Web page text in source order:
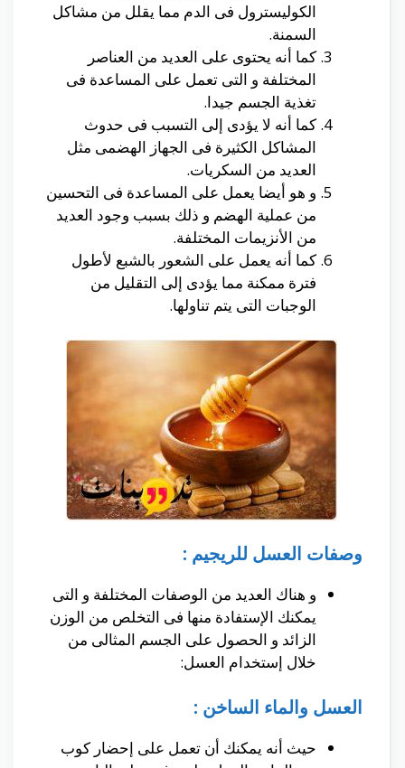
الكوليسترول فى الدم مما يقلل من مشاكل
السمنة.
كما أنه يحتوى على العديد من العناصر
المختلفة و التى تعمل على المساعدة فى
تغذية الجسم جيدا.
كما أنه لا يؤدى إلى التسبب فى حدوث
المشاكل الكثيرة فى الجهاز الهضمى مثل
العديد من السكريات.
و هو أيضا يعمل على المساعدة فى التحسين
من عملية الهضم و ذلك بسبب وجود العديد
من الأنزيمات المختلفة.
كما أنه يعمل على الشعور بالشبع لأطول
فترة ممكنة مما يؤدى إلى التقليل من
الوجبات التى يتم تناولها.
وصفات العسل للريجيم :
و هناك العديد من الوصفات المختلفة و التى
يمكنك الإستفادة منها فى التخلص من الوزن
الزائد و الحصول على الجسم المثالى من
خلال إستخدام العسل:
العسل والماء الساخن :
حيث أنه يمكنك أن تعمل على إحضار كوب